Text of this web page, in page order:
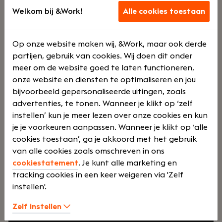
Accountant
Hofman Accountants
Vlaardingen
Voltij
d
Bonus
systee
m
Jouw rol:Ben jij een accountant die verder kijkt
dan alleen de cijfers? Wil je ondernemers
werken binnen een betrokken
Welkom bij &Work! Alle cookies toestaan
Op onze website maken wij, &Work, maar ook derde
partijen, gebruik van cookies. Wij doen dit onder
meer om de website goed te laten functioneren,
onze website en diensten te optimaliseren en jou
bijvoorbeeld gepersonaliseerde uitingen, zoals
advertenties, te tonen. Wanneer je klikt op ‘zelf
instellen’ kun je meer lezen over onze cookies en kun
je je voorkeuren aanpassen. Wanneer je klikt op ‘alle
cookies toestaan’, ga je akkoord met het gebruik
van alle cookies zoals omschreven in ons
cookiestatement. Je kunt alle marketing en
tracking cookies in een keer weigeren via 'Zelf
instellen'.
Zelf instellen